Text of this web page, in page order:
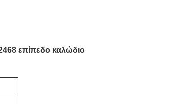
επίπεδο καλώδιο